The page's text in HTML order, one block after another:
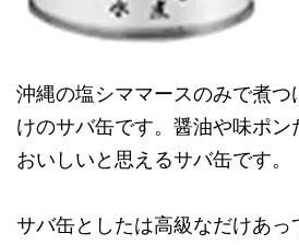
沖縄の塩シママースのみで煮
けのサバ缶です。醤油や味ポ
おいしいと思えるサバ缶です。
サバ缶としたは高級なだけあ